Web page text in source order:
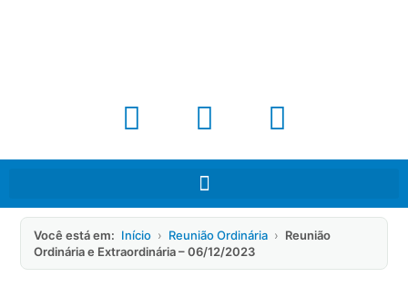
Você está em: Início › Reunião Ordinária › Reunião
Ordinária e Extraordinária – 06/12/2023